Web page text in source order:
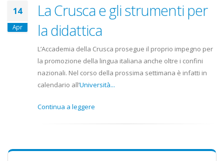
14
Apr
La Crusca e gli strumenti per
la didattica
L’Accademia della Crusca prosegue il proprio impegno per
la promozione della lingua italiana anche oltre i confini
nazionali. Nel corso della prossima settimana è infatti in
calendario all’Università...
Continua a leggere